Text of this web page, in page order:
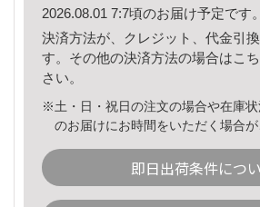
2026.08.01 7:7頃のお届け予定です。
決済方法が、クレジット、代金引
す。その他の決済方法の場合はこ
さい。
※土・日・祝日の注文の場合や在庫
のお届けにお時間をいただく場合が
即日出荷条件につ